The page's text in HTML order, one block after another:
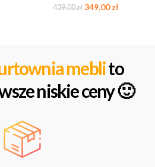
439,00zł 349,00zł
meblito
niskie ceny 🙂